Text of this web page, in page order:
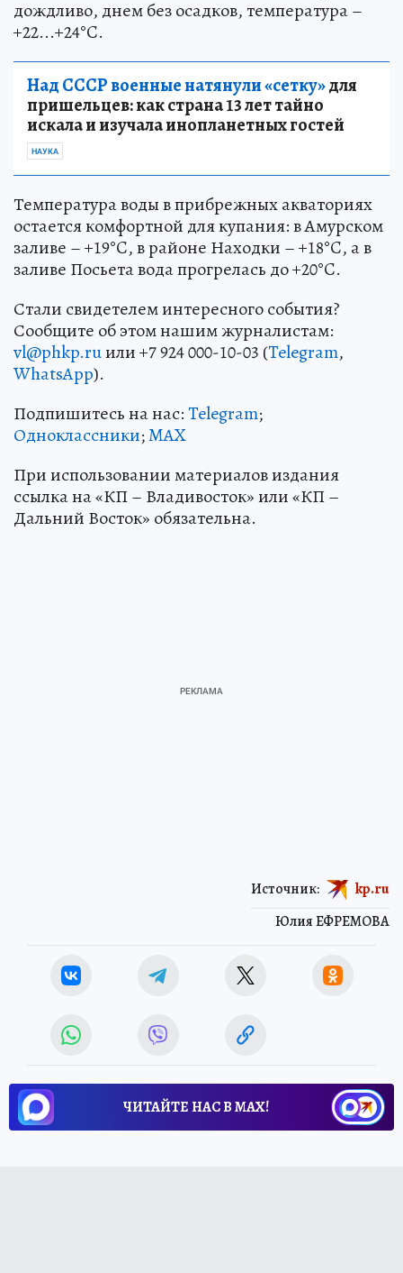
дождливо, днем без осадков, температура –
+22...+24°C.
Над СССР военные натянули «сетку»для
пришельцев: как страна 13 лет тайно
искала и изучала инопланетных гостей
НАУКА
Температура воды в прибрежных акваториях
остается комфортной для купания: в Амурском
заливе – +19°C, в районе Находки – +18°C, а в
заливе Посьета вода прогрелась до +20°C.
Стали свидетелем интересного события?
Сообщите об этом нашим журналистам:
vl@phkp.ruили +7 924 000-10-03 (Telegram,
WhatsApp).
Подпишитесь на нас:Telegram;
Одноклассники;MAX
При использовании материалов издания
ссылка на «КП – Владивосток» или «КП –
Дальний Восток» обязательна.
Юлия ЕФРЕМОВА
Источник: kp.ru
ЧИТАЙТЕ НАС В МАХ!